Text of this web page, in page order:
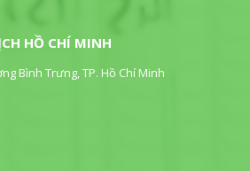
HỒ CHÍ MINH
Bình Trưng, TP. Hồ Chí Minh